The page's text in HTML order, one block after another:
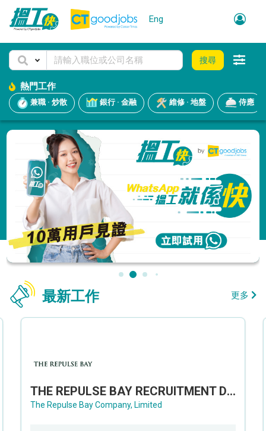
Eng
搜尋
熱門工作
兼職 · 炒散 銀行 · 金融 維修 · 地盤 侍應
最新工作 更多
THE REPULSE BAY RECRUITMENT DAY 淺水灣影灣園人才招聘會
The Repulse Bay Company, Limited